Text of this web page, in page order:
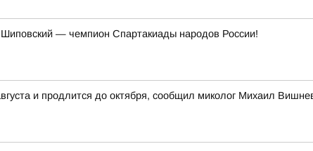
— чемпион Спартакиады народов России!
и продлится до октября, сообщил миколог Михаил